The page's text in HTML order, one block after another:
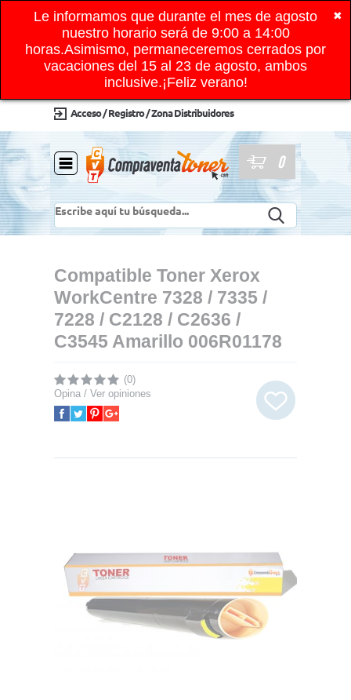
✖
Le informamos que durante el mes de agosto
nuestro horario será de 9:00 a 14:00
horas.Asimismo, permaneceremos cerrados por
vacaciones del 15 al 23 de agosto, ambos
inclusive.¡Feliz verano!
Acceso / Registro / Zona Distribuidores
0
Compatible Toner Xerox
WorkCentre 7328 / 7335 /
7228 / C2128 / C2636 /
C3545 Amarillo 006R01178
(0)
Opina / Ver opiniones